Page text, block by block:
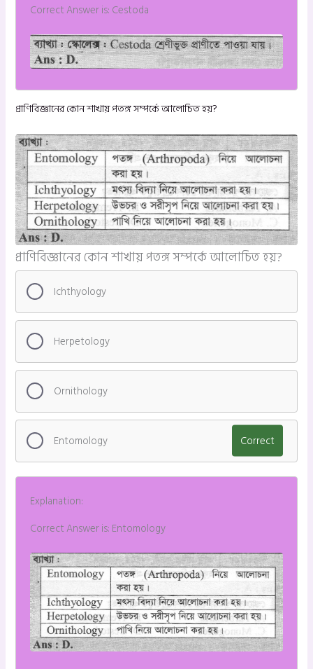
Correct Answer is: Cestoda
প্রাণিবিজ্ঞানের কোন শাখায় পতঙ্গ সম্পর্কে আলোচিত হয়?
প্রাণিবিজ্ঞানের কোন শাখায় পতঙ্গ সম্পর্কে আলোচিত হয়?
Ichthyology
Herpetology
Ornithology
Entomology Correct
Explanation:
Correct Answer is: Entomology